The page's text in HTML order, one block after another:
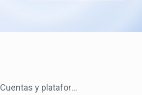
Cuentas y plataforma